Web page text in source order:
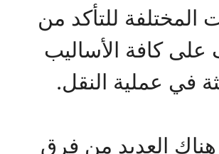
المختلفة للتأكد من
على كافة الأساليب
في عملية النقل.
هناك العديد من فرق